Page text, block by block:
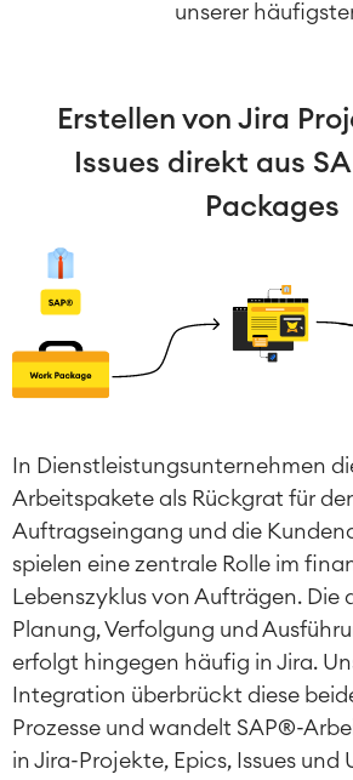
unserer
Erstellen von Jira
Issues direkt aus
Packages
In Dienstleistungsunternehmen
Arbeitspakete als Rückgrat für
Auftragseingang und die
spielen eine zentrale Rolle im
Lebenszyklus von Aufträgen. Die
Planung, Verfolgung und
erfolgt hingegen häufig in Jira.
Integration überbrückt diese
Prozesse und wandelt SAP®-
in Jira-Projekte, Epics, Issues